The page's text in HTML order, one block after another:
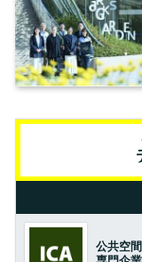
公共空